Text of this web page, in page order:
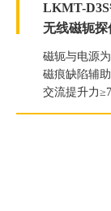
LKMT-D3S
无线磁轭探
磁轭与电源
磁痕缺陷辅
交流提升力
直流提升力